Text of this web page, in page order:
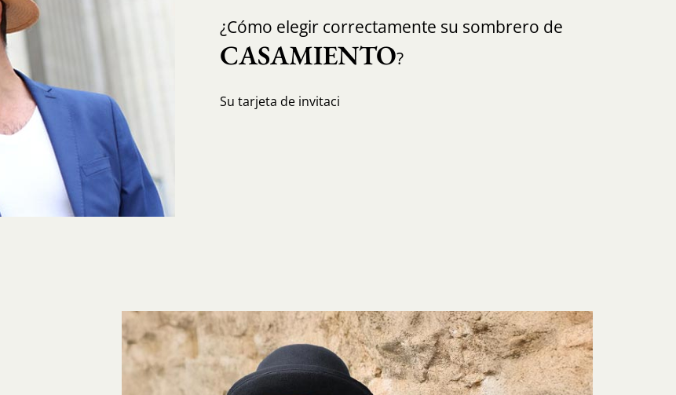
¿Cómo elegir correctamente su sombrero de
CASAMIENTO?
Su tarjeta de invitaci